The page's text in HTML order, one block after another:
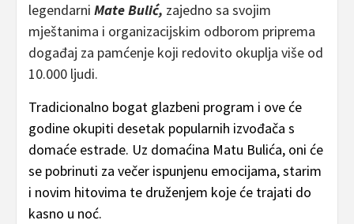
legendarni Mate Bulić, zajedno sa svojim
mještanima i organizacijskim odborom priprema
događaj za pamćenje koji redovito okuplja više od
10.000 ljudi.
Tradicionalno bogat glazbeni program i ove će
godine okupiti desetak popularnih izvođača s
domaće estrade. Uz domaćina Matu Bulića, oni će
se pobrinuti za večer ispunjenu emocijama, starim
i novim hitovima te druženjem koje će trajati do
kasno u noć.